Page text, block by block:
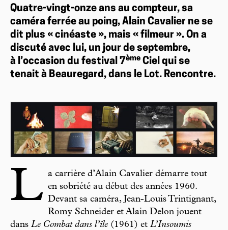
Quatre-vingt-onze ans au compteur, sa
caméra ferrée au poing, Alain Cavalier ne se
dit plus « cinéaste », mais « filmeur ». On a
discuté avec lui, un jour de septembre,
à l’occasion du festival 7ème Ciel qui se
tenait à Beauregard, dans le Lot. Rencontre.
L
a carrière d’Alain Cavalier démarre tout
en sobriété au début des années 1960.
Devant sa caméra, Jean-Louis Trintignant,
Romy Schneider et Alain Delon jouent
dans Le Combat dans l’île (1961) et L’Insoumis